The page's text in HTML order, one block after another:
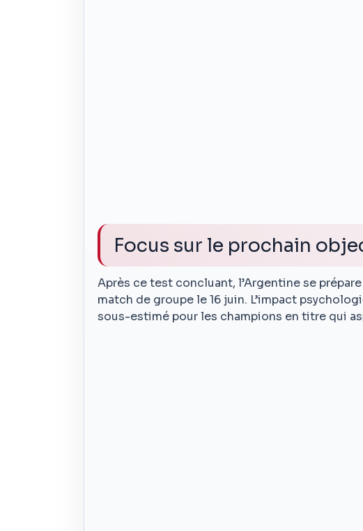
Focus sur le prochain
Après ce test concluant, l’Argentine se
match de groupe le 16 juin. L’impact
sous-estimé pour les champions en titre qui